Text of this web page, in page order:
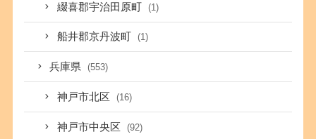
綴喜郡宇治田原町 (1)
船井郡京丹波町 (1)
兵庫県 (553)
神戸市北区 (16)
神戸市中央区 (92)